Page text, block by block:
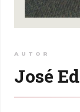
AUTOR
José